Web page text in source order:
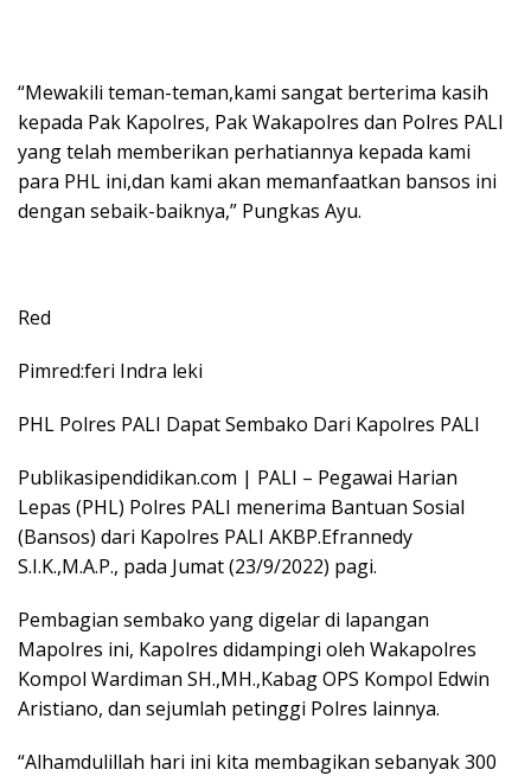
“Mewakili teman-teman,kami sangat berterima kasih
kepada Pak Kapolres, Pak Wakapolres dan Polres PALI
yang telah memberikan perhatiannya kepada kami
para PHL ini,dan kami akan memanfaatkan bansos ini
dengan sebaik-baiknya,” Pungkas Ayu.
Red
Pimred:feri Indra leki
PHL Polres PALI Dapat Sembako Dari Kapolres PALI
Publikasipendidikan.com | PALI – Pegawai Harian
Lepas (PHL) Polres PALI menerima Bantuan Sosial
(Bansos) dari Kapolres PALI AKBP.Efrannedy
S.I.K.,M.A.P., pada Jumat (23/9/2022) pagi.
Pembagian sembako yang digelar di lapangan
Mapolres ini, Kapolres didampingi oleh Wakapolres
Kompol Wardiman SH.,MH.,Kabag OPS Kompol Edwin
Aristiano, dan sejumlah petinggi Polres lainnya.
“Alhamdulillah hari ini kita membagikan sebanyak 300